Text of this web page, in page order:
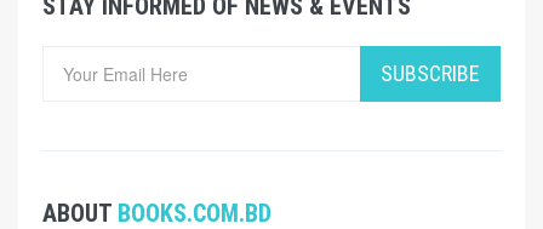
STAY INFORMED OF NEWS & EVENTS
SUBSCRIBE
ABOUT BOOKS.COM.BD